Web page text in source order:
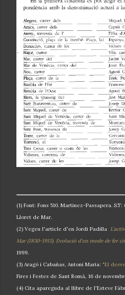
(1) Font: Fons 510. Martinez-Passapera.
Lloret de Mar.
(2) Vegeu l'article d'en Jordi Padilla
Mar (1850-1915). Evolució d'un mode de fer
1999.
(3) Aragó i Cabañas, Antoni Maria: "El
Fires i Festes de Sant Romà, 16 de
(4) Cita apareguda al llibre de l'Esteve